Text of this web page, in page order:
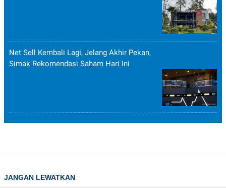
Net Sell Kembali Lagi, Jelang Akhir Pekan,
Simak Rekomendasi Saham Hari Ini
JANGAN LEWATKAN